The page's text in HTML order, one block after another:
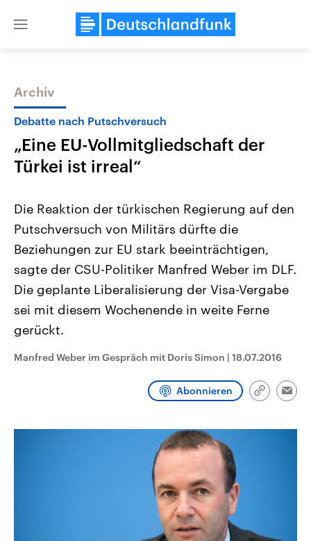
Close
Themen
Landtagswahl Sachsen-Anhalt
2026
Alle Informationen
Sachsen-Anhalt wählt am 6.
September 2026 einen neuen
Landtag. Seit 2021 wird das
Bundesland von einer Koalition aus
Umfragen, Prognosen,
und Hintergründe zu den Parteien
und Kandidaten der anstehenden
USA
Aktuelle Beiträge,
Hintergründe
Wirtschaftlich und
gehören die Vereinigten
den mächtigsten Ländern
mit großem Einfluss auf
Sendungen Programm Podcasts
Archiv
Debatte nach Putschversuch
„Eine EU-Vollmitgliedschaft der
Türkei ist irreal“
Die Reaktion der türkischen Regierung auf den
Putschversuch von Militärs dürfte die
Beziehungen zur EU stark beeinträchtigen,
sagte der CSU-Politiker Manfred Weber im DLF.
Die geplante Liberalisierung der Visa-Vergabe
sei mit diesem Wochenende in weite Ferne
gerückt.
Manfred Weber im Gespräch mit Doris Simon | 18.07.2016
Abonnieren
Link